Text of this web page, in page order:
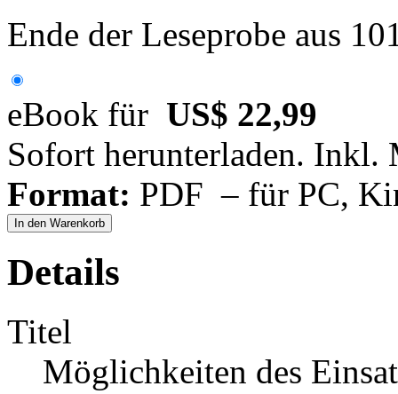
Ende der Leseprobe aus
eBook für US$ 22,99
Sofort herunterladen. Inkl.
Format: PDF – für PC,
In den Warenkorb
Details
Titel
Möglichkeiten des